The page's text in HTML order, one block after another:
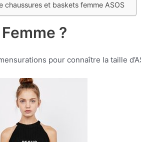
chaussures et baskets femme ASOS
?
pour connaître la taille